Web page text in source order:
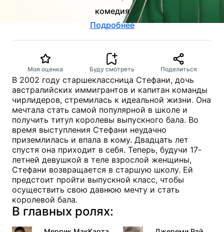
комедия
Подробнее
Моя оценка Буду смотреть Поделиться
В 2002 году старшеклассница Стефани, дочь
австралийских иммигрантов и капитан команды
чирлидеров, стремилась к идеальной жизни. Она
мечтала стать самой популярной в школе и
получить титул королевы выпускного бала. Во
время выступления Стефани неудачно
приземлилась и впала в кому. Двадцать лет
спустя она приходит в себя. Теперь, будучи 17-
летней девушкой в теле взрослой женщины,
Стефани возвращается в старшую школу. Ей
предстоит пройти выпускной класс, чтобы
осуществить свою давнюю мечту и стать
королевой бала.
В главных ролях: